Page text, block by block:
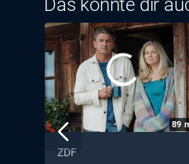
Das könnte dir
89
ZDF